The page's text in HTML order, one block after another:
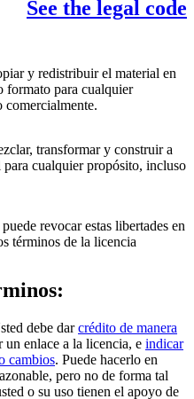
See the legal code
y redistribuir el material en
formato para cualquier
comercialmente.
transformar y construir a
cualquier propósito, incluso
revocar estas libertades en
términos de la licencia
debe darcrédito de manera
un enlace a la licencia, e indicar
cambios. Puede hacerlo en
pero no de forma tal
o su uso tienen el apoyo de